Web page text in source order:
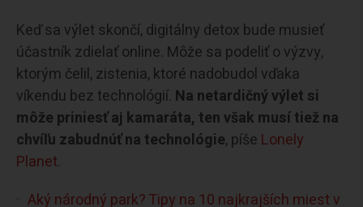
Keď sa výlet skončí, digitálny detox bude musieť
účastník zdielať online. Môže sa podeliť o výzvy,
ktorým čelil, zistenia, ktoré nadobudol vďaka
víkendu bez technológií. Na netardičný výlet si
môže priniesť aj kamaráta, ten však musí tiež na
chvíľu zabudnúť na technológie, píše Lonely
Planet.
Aký národný park? Tipy na 10 najkrajších miest v